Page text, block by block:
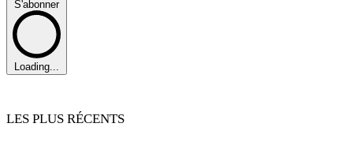
S'abonner
Loading...
LES PLUS RÉCENTS